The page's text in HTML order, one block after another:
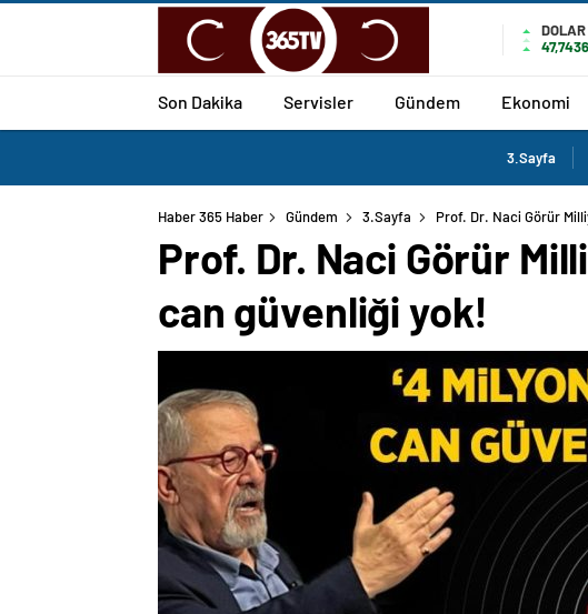
DOLAR
47,7436
Son Dakika Servisler Gündem Ekonomi
3.Sayfa
Haber 365 Haber Gündem 3.Sayfa Prof. Dr. Naci Görür
Prof. Dr. Naci Görür
can güvenliği yok!